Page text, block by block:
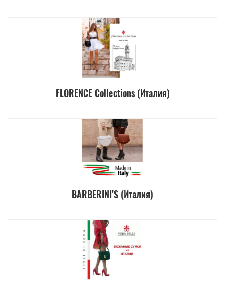
FLORENCE Collections (Италия)
BARBERINI'S (Италия)